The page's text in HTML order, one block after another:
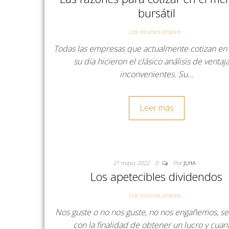
bursátil
Los recursos propios
Todas las empresas que actualmente cotizan en
su día hicieron el clásico análisis de
inconvenientes. Su…
Leer más
21 mayo, 2022 0 Por JLHA
Los apetecibles dividendos
Los recursos propios
Nos guste o no nos guste, no nos engañemos,
con la finalidad de obtener un lucro y